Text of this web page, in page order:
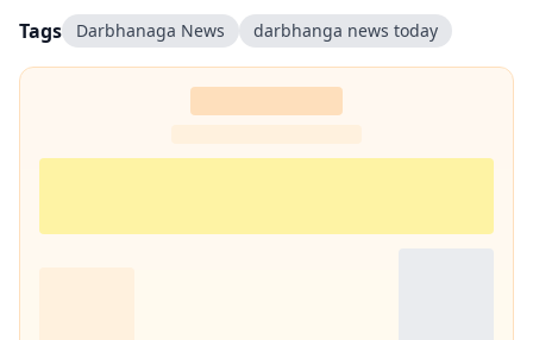
Tags Darbhanaga News darbhanga news today